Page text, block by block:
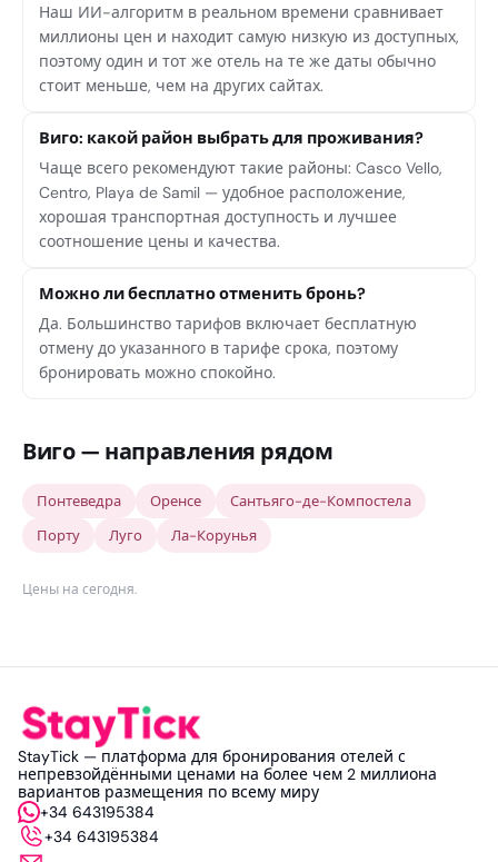
Наш ИИ-алгоритм в реальном времени сравнивает
миллионы цен и находит самую низкую из доступных,
поэтому один и тот же отель на те же даты обычно
стоит меньше, чем на других сайтах.
Виго: какой район выбрать для проживания?
Чаще всего рекомендуют такие районы: Casco Vello,
Centro, Playa de Samil — удобное расположение,
хорошая транспортная доступность и лучшее
соотношение цены и качества.
Можно ли бесплатно отменить бронь?
Да. Большинство тарифов включает бесплатную
отмену до указанного в тарифе срока, поэтому
бронировать можно спокойно.
Виго — направления рядом
Понтеведра Оренсе
Сантьяго-де-Компостела
Порту
Луго Ла-Корунья
Цены на сегодня.
StayTick — платформа для бронирования отелей с
непревзойдёнными ценами на более чем 2 миллиона
вариантов размещения по всему миру
+34 643195384
+34 643195384